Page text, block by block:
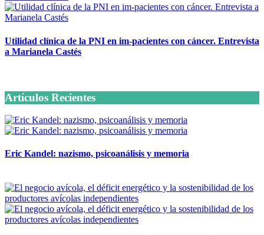
Utilidad clínica de la PNI en im-pacientes con cáncer. Entrevista
a Marianela Castés
Artículos Recientes
Eric Kandel: nazismo, psicoanálisis y memoria